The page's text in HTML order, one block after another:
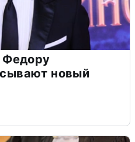
Федору
новый